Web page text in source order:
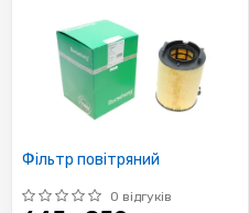
Фільтр повітряний
0 відгуків